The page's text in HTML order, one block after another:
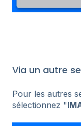
Via un autre
Pour les autres
sélectionnez "